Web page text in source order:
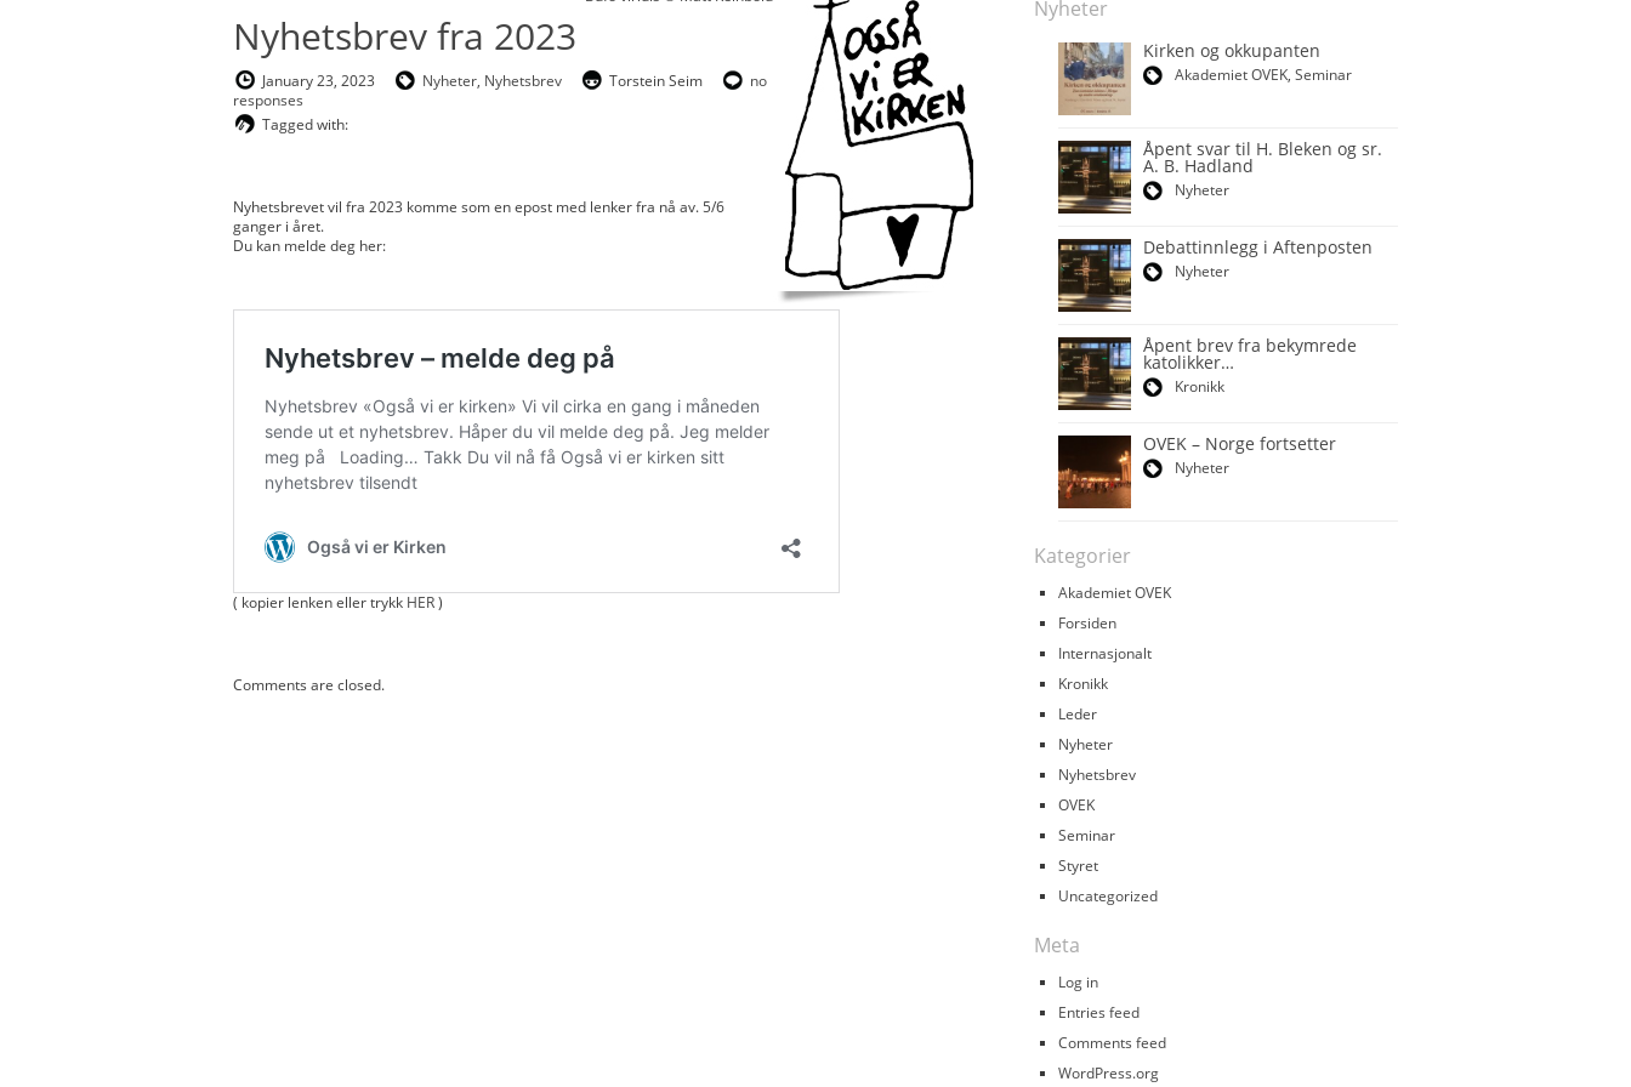
Nyhetsbrev fra 2023
January 23, 2023 Nyheter, Nyhetsbrev Torstein Seim
no
responses
Tagged with:
Nyhetsbrevet vil fra 2023 komme som en epost med lenker fra nå av. 5/6
ganger i året.
Du kan melde deg her:
( kopier lenken eller trykk HER)
Comments are closed.
Nyheter
Kirken og okkupanten
Akademiet OVEK, Seminar
Åpent svar til H. Bleken og sr.
A. B. Hadland
Nyheter
Debattinnlegg i Aftenposten
Nyheter
Åpent brev fra bekymrede
katolikker…
Kronikk
OVEK – Norge fortsetter
Nyheter
Kategorier
Akademiet OVEK
Forsiden
Internasjonalt
Kronikk
Leder
Nyheter
Nyhetsbrev
OVEK
Seminar
Styret
Uncategorized
Meta
Log in
Entries feed
Comments feed
WordPress.org